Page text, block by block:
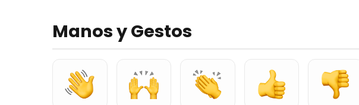
Manos y Gestos